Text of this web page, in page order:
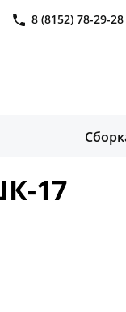
8 (8152) 78-29-28
17